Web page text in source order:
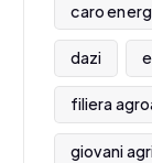
caro
dazi
filiera
giovani